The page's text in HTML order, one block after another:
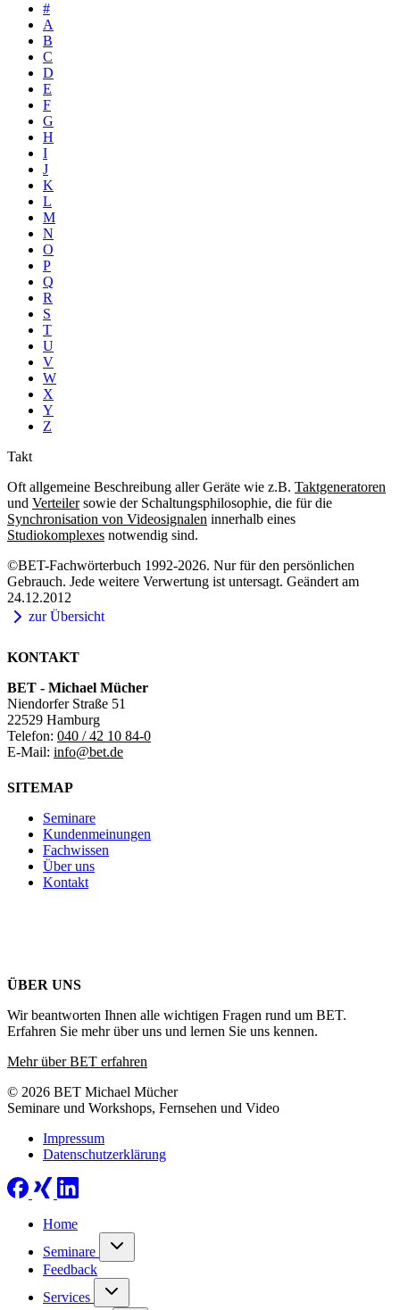
#
A
B
C
D
E
F
G
H
I
J
K
L
M
N
O
P
Q
R
S
T
U
V
W
X
Y
Z
Takt
Oft allgemeine Beschreibung aller Geräte wie z.B. Taktgeneratoren
und Verteilersowie der Schaltungsphilosophie, die für die
Synchronisation von Videosignalen innerhalb eines
Studiokomplexes notwendig sind.
©BET-Fachwörterbuch 1992-2026. Nur für den persönlichen
Gebrauch. Jede weitere Verwertung ist untersagt. Geändert am
24.12.2012
zur Übersicht
KONTAKT
BET - Michael Mücher
Niendorfer Straße 51
22529 Hamburg
Telefon: 040 / 42 10 84-0
E-Mail: info@bet.de
SITEMAP
Seminare
Kundenmeinungen
Fachwissen
Über uns
Kontakt
ÜBER UNS
Wir beantworten Ihnen alle wichtigen Fragen rund um BET.
Erfahren Sie mehr über uns und lernen Sie uns kennen.
Mehr über BET erfahren
© 2026 BET Michael Mücher
Seminare und Workshops, Fernsehen und Video
Impressum
Datenschutzerklärung
Home
Seminare
Feedback
Services